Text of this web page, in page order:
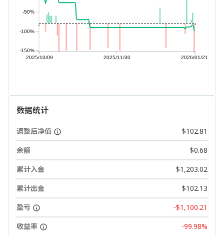
-150%
-100%
-50%
2025/10/09 2025/11/30 2026/01/21
数据统计
调整后净值
$102.81
余额
$0.68
累计入金
$1,203.02
累计出金
$102.13
盈亏
-$1,100.21
收益率
-99.98%